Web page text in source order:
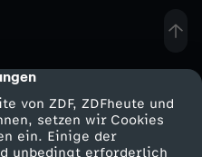
von ZDF, ZDFheute und
setzen wir Cookies
ein. Einige der
unbedingt erforderlich